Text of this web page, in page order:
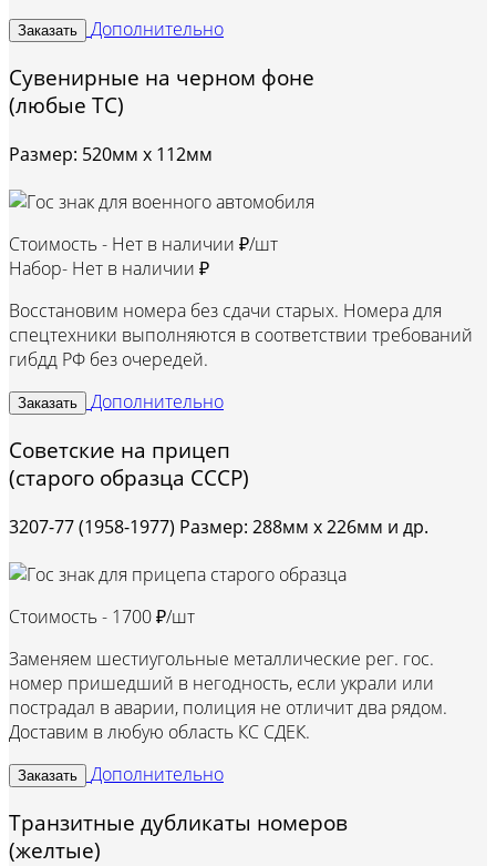
Заказать Дополнительно
Сувенирные на черном фоне
(любые ТС)
Размер: 520мм х 112мм
Стоимость - Нет в наличии ₽/шт
Набор- Нет в наличии ₽
Восстановим номера без сдачи старых. Номера для
спецтехники выполняются в соответствии требований
гибдд РФ без очередей.
Заказать Дополнительно
Советские на прицеп
(старого образца СССР)
3207-77 (1958-1977) Размер: 288мм х 226мм и др.
Стоимость - 1700 ₽/шт
Заменяем шестиугольные металлические рег. гос.
номер пришедший в негодность, если украли или
пострадал в аварии, полиция не отличит два рядом.
Доставим в любую область КС СДЕК.
Заказать Дополнительно
Транзитные дубликаты номеров
(желтые)